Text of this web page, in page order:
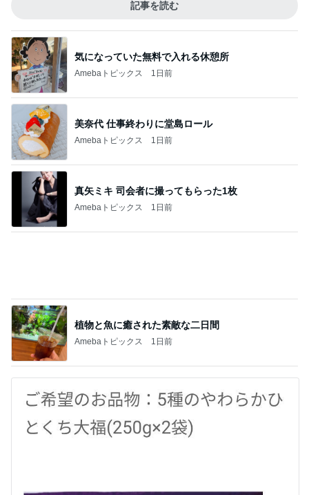
Amebaトピックス 1日前
美奈代 仕事終わりに堂島ロール
Amebaトピックス 1日前
真矢ミキ 司会者に撮ってもらった1枚
Amebaトピックス 1日前
植物と魚に癒された素敵な二日間
Amebaトピックス 1日前
株主優待でお願いしたひとくち大福
Amebaトピックス 1日前